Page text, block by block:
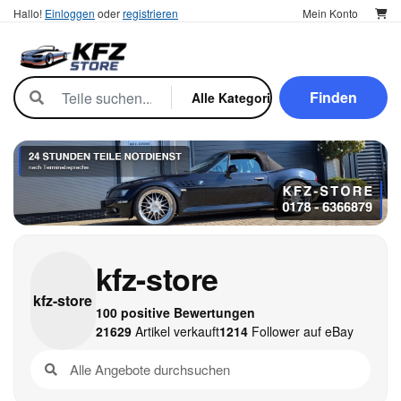
Hallo! Einloggen oderregistrieren Mein Konto
Finden
kfz-store
kfz-store
100 positive Bewertungen
21629Artikel verkauft1214Follower auf eBay